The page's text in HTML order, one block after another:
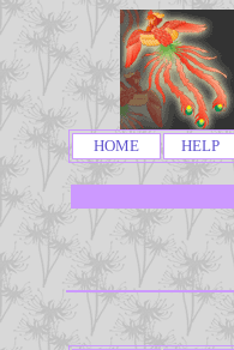
HOME HELP